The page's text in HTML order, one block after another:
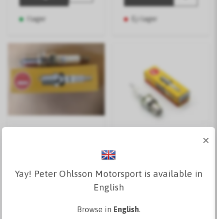
I lager Ej i lager
34 kr 34 kr
korgen
×
Yay! Peter Ohlsson Motorsport is available in
English
Browse in English